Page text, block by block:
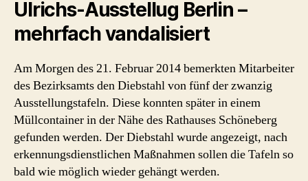
Ulrichs-Ausstellug Berlin –
mehrfach vandalisiert
Am Morgen des 21. Februar 2014 bemerkten Mitarbeiter
des Bezirksamts den Diebstahl von fünf der zwanzig
Ausstellungstafeln. Diese konnten später in einem
Müllcontainer in der Nähe des Rathauses Schöneberg
gefunden werden. Der Diebstahl wurde angezeigt, nach
erkennungsdienstlichen Maßnahmen sollen die Tafeln so
bald wie möglich wieder gehängt werden.